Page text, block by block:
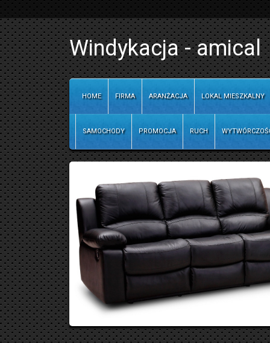
Windykacja - amical
HOME FIRMA ARANŻACJA LOKAL MIESZKALNY
SAMOCHODY PROMOCJA RUCH